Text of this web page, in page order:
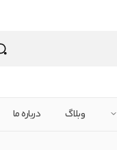
وبلاگ درباره ما